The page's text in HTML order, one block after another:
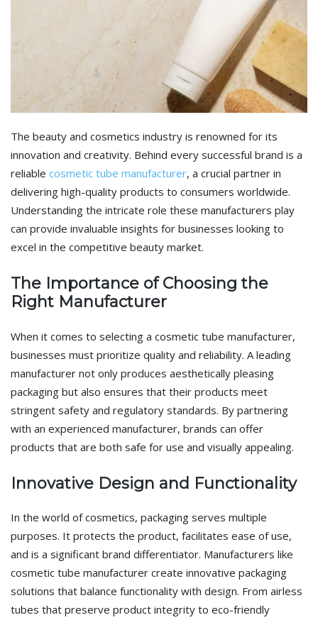
The beauty and cosmetics industry is renowned for its
innovation and creativity. Behind every successful brand is a
reliable cosmetic tube manufacturer, a crucial partner in
delivering high-quality products to consumers worldwide.
Understanding the intricate role these manufacturers play
can provide invaluable insights for businesses looking to
excel in the competitive beauty market.
The Importance of Choosing the
Right Manufacturer
When it comes to selecting a cosmetic tube manufacturer,
businesses must prioritize quality and reliability. A leading
manufacturer not only produces aesthetically pleasing
packaging but also ensures that their products meet
stringent safety and regulatory standards. By partnering
with an experienced manufacturer, brands can offer
products that are both safe for use and visually appealing.
Innovative Design and Functionality
In the world of cosmetics, packaging serves multiple
purposes. It protects the product, facilitates ease of use,
and is a significant brand differentiator. Manufacturers like
cosmetic tube manufacturer create innovative packaging
solutions that balance functionality with design. From airless
tubes that preserve product integrity to eco-friendly